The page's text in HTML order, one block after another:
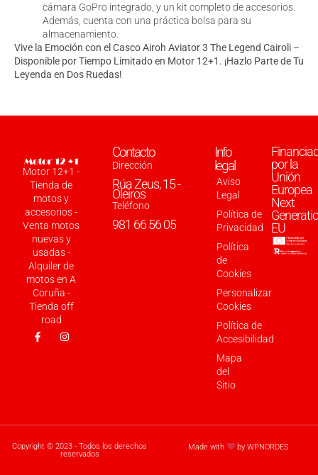
cámara GoPro integrado, y un kit completo de accesorios.
Además, cuenta con una práctica bolsa para su
almacenamiento.
Vive la Emoción con el Casco Airoh Aviator 3 The Legend Cairoli –
Disponible por Tiempo Limitado en Motor 12+1. ¡Hazlo Parte de Tu
Leyenda en Dos Ruedas!
Motor 12+1 -
Tienda de
motos y
accesorios -
Venta motos
nuevas y
usadas -
Alquiler de
motos en A
Coruña -
Tienda off
road
Contacto
Dirección
Rúa Zeus, 15 -
Oleiros
Teléfono
981 66 56 05
Info
legal
Aviso
Legal
Política de
Privacidad
Política
de
Cookies
Personalizar
Cookies
Política de
Accesibilidad
Mapa
del
Sitio
por la
Unión
Europea
Next
EU
Copyright © 2023 - Todos los derechos
reservados
Made with by WPNORDES